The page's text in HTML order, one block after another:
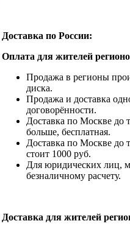
Доставка по России:
Оплата для жителей
Продажа в регионы
диска.
Продажа и доставка
договорённости.
Доставка по Москве до
больше, бесплатная.
Доставка по Москве до
стоит 1000 руб.
Для юридических лиц,
безналичному расчету.
Доставка для жителей